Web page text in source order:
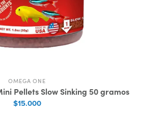
OMEGA ONE
Pellets Slow Sinking 50 gramos
$15.000